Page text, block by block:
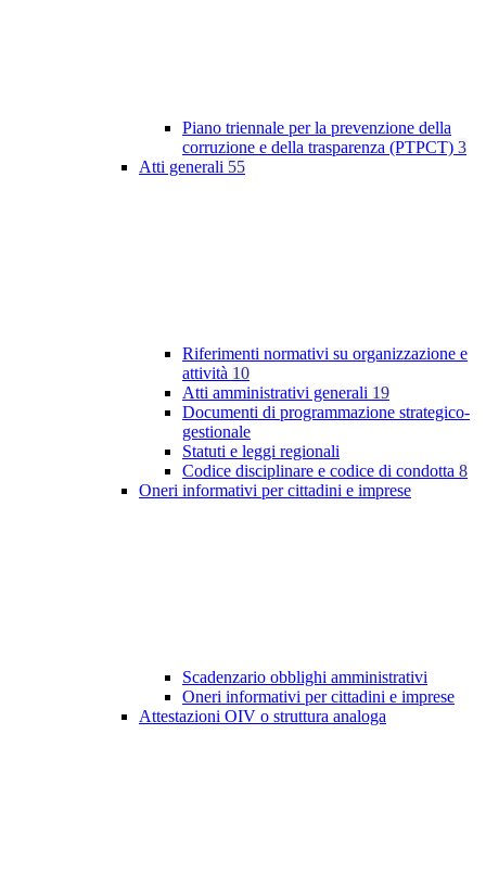
Piano triennale per la prevenzione della
corruzione e della trasparenza (PTPCT) 3
Atti generali 55
Riferimenti normativi su organizzazione e
attività 10
Atti amministrativi generali 19
Documenti di programmazione strategico-
gestionale
Statuti e leggi regionali
Codice disciplinare e codice di condotta 8
Oneri informativi per cittadini e imprese
Scadenzario obblighi amministrativi
Oneri informativi per cittadini e imprese
Attestazioni OIV o struttura analoga